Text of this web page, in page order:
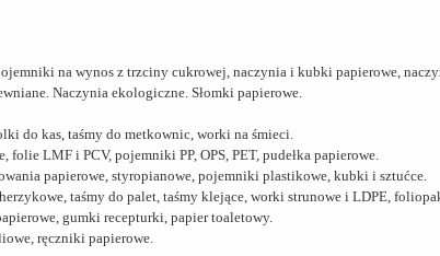
na wynos z trzciny cukrowej, naczynia i kubki papierowe,
Naczynia ekologiczne. Słomki papierowe.
do kas, taśmy do metkownic, worki na śmieci.
LMF i PCV, pojemniki PP, OPS, PET, pudełka papierowe.
papierowe, styropianowe, pojemniki plastikowe, kubki i sztućce.
taśmy do palet, taśmy klejące, worki strunowe i LDPE,
gumki recepturki, papier toaletowy.
ręczniki papierowe.